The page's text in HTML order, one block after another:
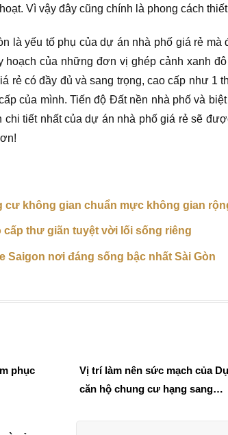
Vì vậy đây cũng chính là phong cách
là yếu tố phụ của dự án nhà phố giá rẻ
hoạch của những đơn vị ghép cảnh xanh
rẻ có đầy đủ và sang trọng, cao cấp như 1
của mình. Tiến độ Đất nền nhà phố và
chi tiết nhất của dự án nhà phố giá rẻ sẽ
cư không gian chuẩn mực không gian
cấp thư giãn tuyệt vời lối sống riêng
Saigon nơi đáng sống bậc nhất Sài Gòn
phục
Vị trí làm nên sức mạch của
căn hộ chung cư hạng sang